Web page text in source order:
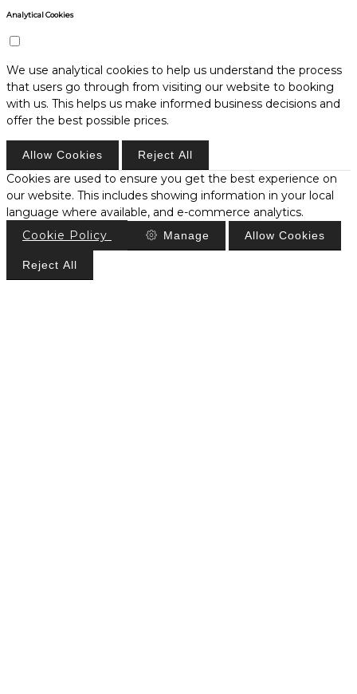
Analytical Cookies
We use analytical cookies to help us understand the process
that users go through from visiting our website to booking
with us. This helps us make informed business decisions and
offer the best possible prices.
Allow Cookies Reject All
Cookies are used to ensure you get the best experience on
our website. This includes showing information in your local
language where available, and e-commerce analytics.
Cookie Policy
Manage Allow Cookies
Reject All